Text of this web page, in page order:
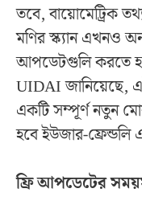
তবে, বায়োমেট্রিক
মণির স্ক্যান এখনও
আপডেটগুলি করতে
UIDAI জানিয়েছে,
একটি সম্পূর্ণ নতুন
হবে ইউজার-ফ্রেন্ডলি
ফ্রি আপডেটের